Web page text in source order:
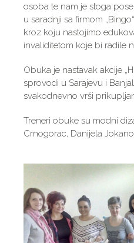
osoba te nam je stoga
u saradnji sa firmom
kroz koju nastojimo
invaliditetom koje bi radile
Obuka je nastavak akcije
sprovodi u Sarajevu i
svakodnevno vrši
Treneri obuke su modni
Crnogorac, Danijela